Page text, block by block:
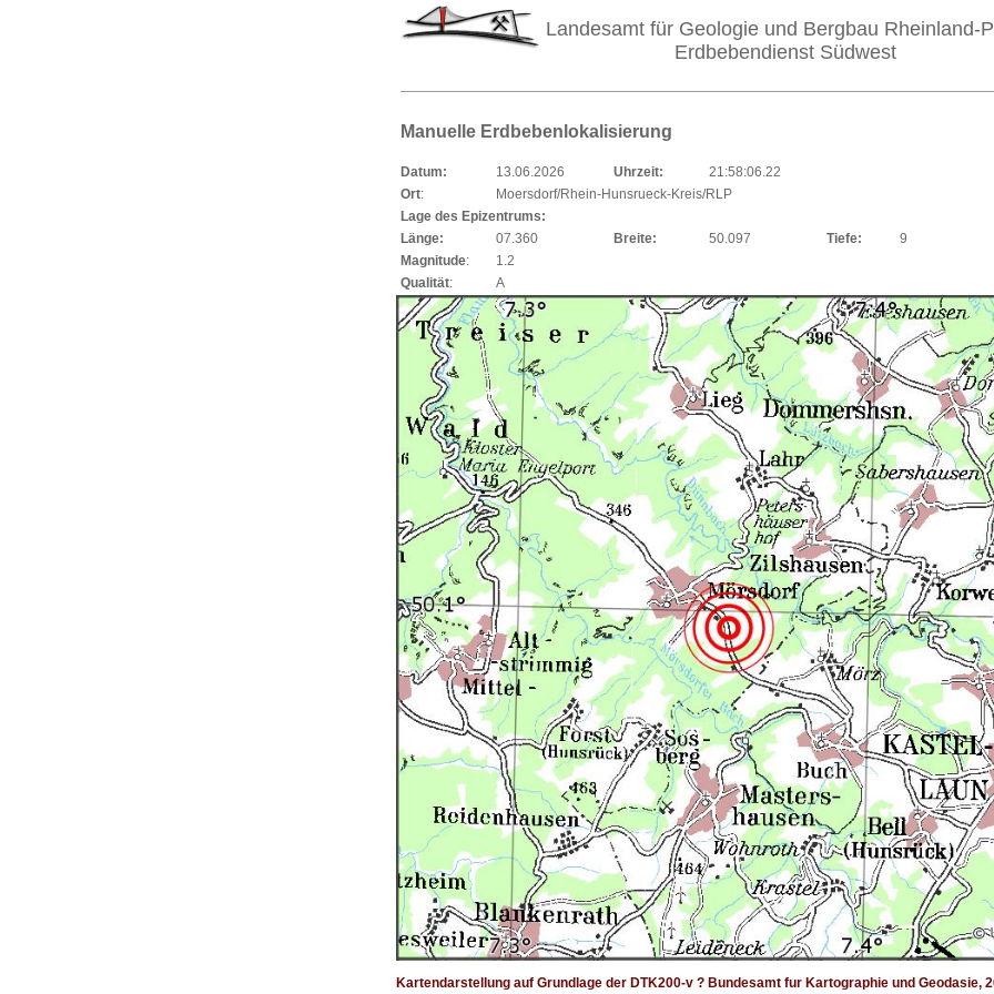
Landesamt für Geologie und Bergbau Rheinland-
Erdbebendienst Südwest
Manuelle Erdbebenlokalisierung
Datum: 13.06.2026 Uhrzeit:
21:58:06.22
Ort:
Moersdorf/Rhein-Hunsrueck-Kreis/RLP
Lage des Epizentrums:
Länge:
07.360 Breite: 50.097 Tiefe:
9
Magnitude:
1.2
Qualität: A
Kartendarstellung auf Grundlage der DTK200-v ? Bundesamt fur Kartographie und Geodasie,